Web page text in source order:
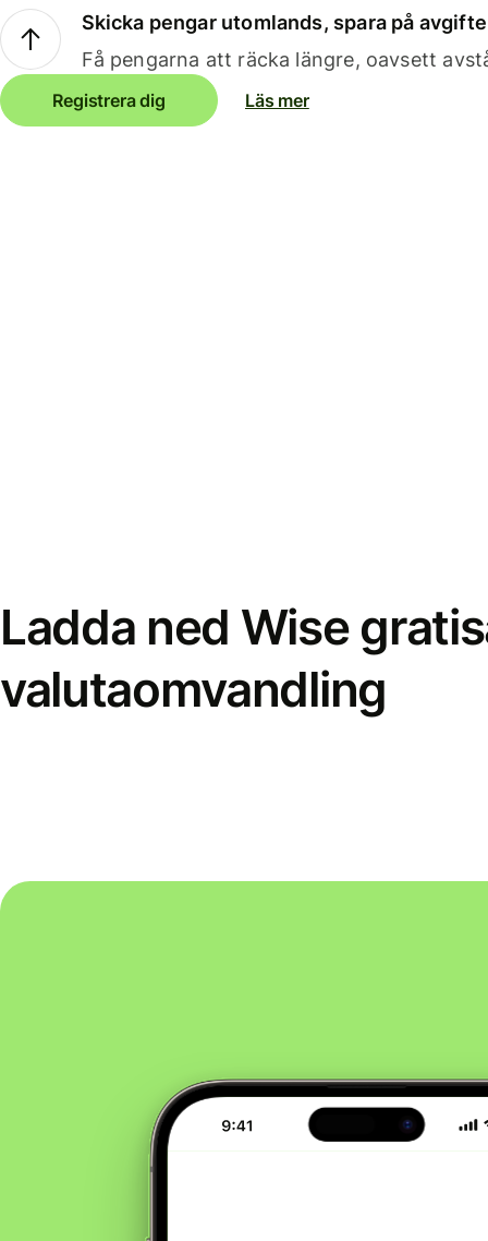
Skicka pengar utomlands, spara på
Få pengarna att räcka längre, oavsett
Registrera dig Läs mer
Ladda ned Wise
valutaomvandling